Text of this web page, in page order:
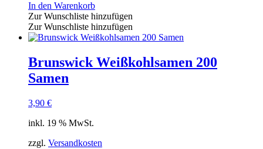
In den Warenkorb
Zur Wunschliste hinzufügen
Zur Wunschliste hinzufügen
Brunswick Weißkohlsamen 200
Samen
3,90 €
inkl. 19 % MwSt.
zzgl. Versandkosten